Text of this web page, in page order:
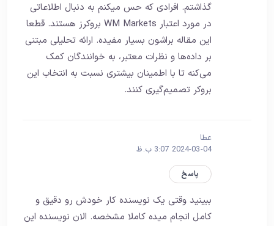
گذاشتم. افرادی که حس میکنم به دنبال اطلاعاتی
در مورد اعتبار WM Markets بروکرز هستند. قطعا
این مقاله براشون بسیار مفیده. ارائه تحلیلی مبتنی
بر داده‌ها و نظرات معتبر، به خوانندگان کمک
می‌کنه تا با اطمینان بیشتری نسبت به انتخاب این
بروکر تصمیم‌گیری کنند.
عطا
2024-03-04 3:07 ب.ظ
پاسخ
ببینید وقتی یک نویسنده کار خودش رو دقیق و
کامل انجام میده کاملا مشخصه. الان نویسنده این